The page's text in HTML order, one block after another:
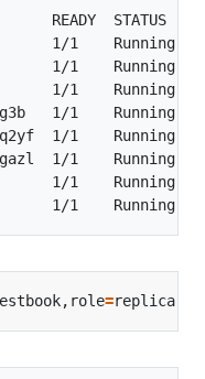
STATUS
1/1    Running
1/1    Running
1/1    Running
1/1
1/1
1/1
1/1    Running
=